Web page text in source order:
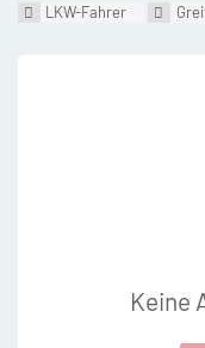
LKW-Fahrer
Keine